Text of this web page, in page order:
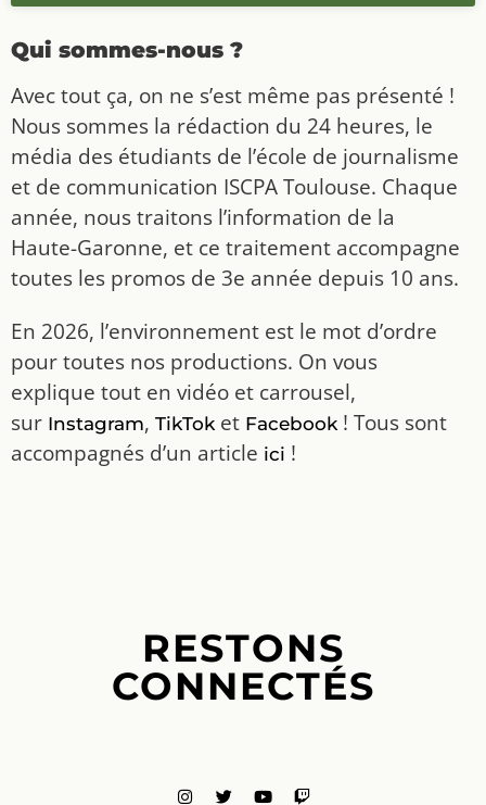
Qui sommes-nous ?
Avec tout ça, on ne s’est même pas présenté !
Nous sommes la rédaction du 24 heures, le
média des étudiants de l’école de journalisme
et de communication ISCPA Toulouse. Chaque
année, nous traitons l’information de la
Haute-Garonne, et ce traitement accompagne
toutes les promos de 3e année depuis 10 ans.
En 2026, l’environnement est le mot d’ordre
pour toutes nos productions. On vous
explique tout en vidéo et carrousel,
sur Instagram, TikToket Facebook! Tous sont
accompagnés d’un article ici !
RESTONS
CONNECTÉS